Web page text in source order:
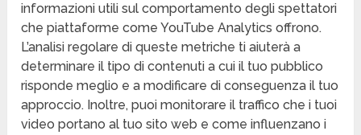
informazioni utili sul comportamento degli spettatori
che piattaforme come YouTube Analytics offrono.
L’analisi regolare di queste metriche ti aiuterà a
determinare il tipo di contenuti a cui il tuo pubblico
risponde meglio e a modificare di conseguenza il tuo
approccio. Inoltre, puoi monitorare il traffico che i tuoi
video portano al tuo sito web e come influenzano i